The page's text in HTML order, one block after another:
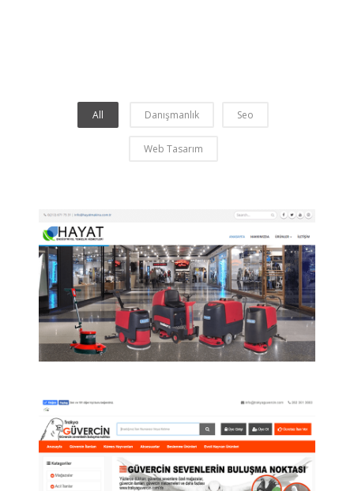
All Danışmanlık Seo
Web Tasarım
Hayat Makina Endüstriyel Temizlik Kurumsal